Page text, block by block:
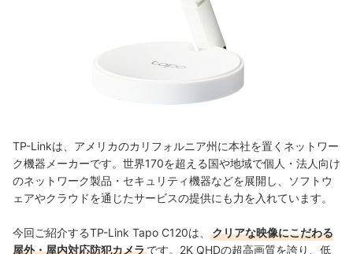
TP-Linkは、アメリカのカリフォルニア州に本社を置くネットワー
ク機器メーカーです。 世界170を超える国や地域で個人・法人向け
のネットワーク製品・セキュリティ機器などを展開し、ソフトウ
ェアやクラウドを通じたサービスの提供にも力を入れています。
今回ご紹介するTP-Link Tapo C120は、
クリアな映像にこだわる
屋外・屋内対応防犯カメラです。 2K QHDの超高画質を誇り、低